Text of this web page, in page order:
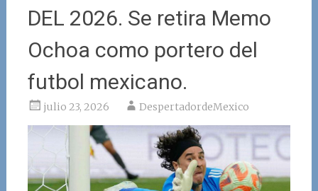
DEL 2026. Se retira Memo
Ochoa como portero del
futbol mexicano.
julio 23, 2026 DespertadordeMexico